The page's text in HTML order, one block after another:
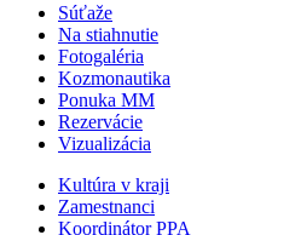
Súťaže
Na stiahnutie
Fotogaléria
Kozmonautika
Ponuka MM
Rezervácie
Vizualizácia
Kultúra v kraji
Zamestnanci
Koordinátor PPA